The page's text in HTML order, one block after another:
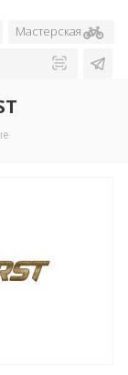
Мастерская